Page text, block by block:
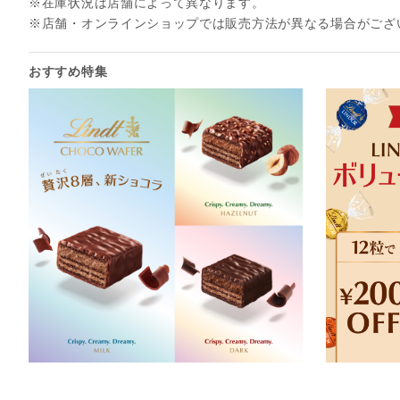
※店舗・オンラインショップでは販売方法が異なる場合がござ